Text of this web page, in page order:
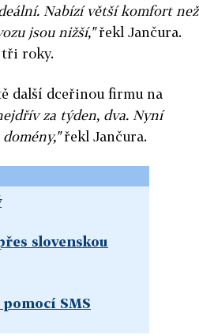
Nabízí větší komfort než
jsou nižší,"řekl Jančura.
tři roky.
další dceřinou firmu na
za týden, dva. Nyní
řekl Jančura.
slovenskou
SMS